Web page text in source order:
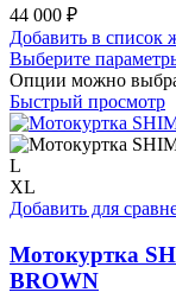
44 000 ₽
Добавить в список
Выберите
Опции можно
Быстрый просмотр
L
XL
Добавить для
Мотокуртка
BROWN